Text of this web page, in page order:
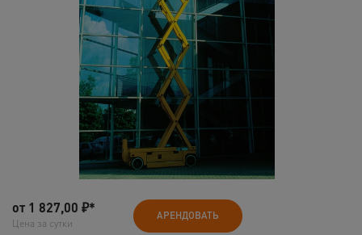
от 1 827,00 ₽*
Цена за сутки
АРЕНДОВАТЬ